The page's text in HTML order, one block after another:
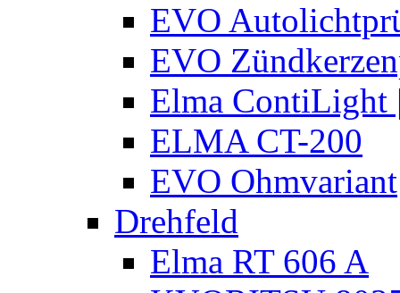
EVO
EVO
Elma ContiLight
ELMA CT-200
EVO Ohmvariant
Drehfeld
Elma RT 606 A